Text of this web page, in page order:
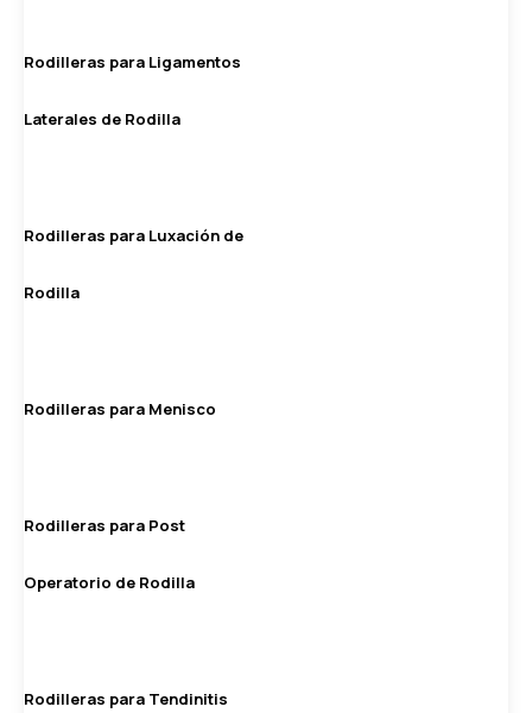
Rodilleras para Ligamentos
Laterales de Rodilla
Rodilleras para Luxación de
Rodilla
Rodilleras para Menisco
Rodilleras para Post
Operatorio de Rodilla
Rodilleras para Tendinitis